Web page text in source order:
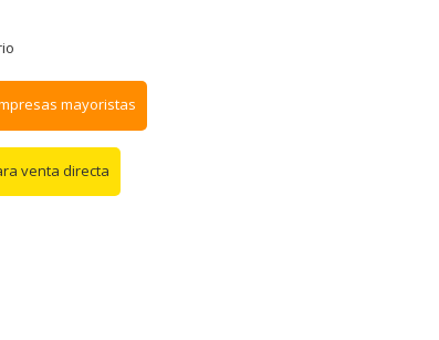
mayoristas
venta directa